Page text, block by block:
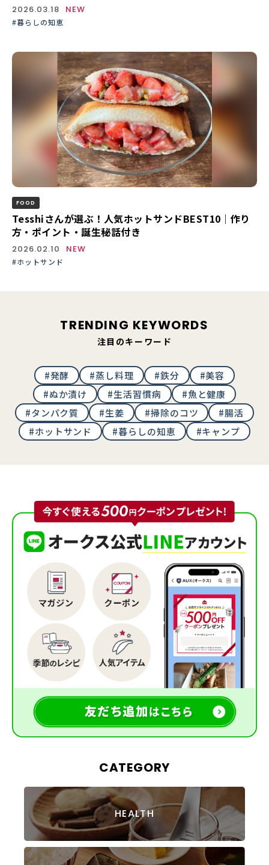
2026.03.18 NEW
#暮らしの知恵
FOOD
Tesshiさんが選ぶ！人気ホットサンドBEST10｜作り
方・ポイント・誕生秘話付き
2026.02.10 NEW
#ホットサンド
TRENDING KEYWORDS
注目のキーワード
#発酵 #蒸し料理 #鉄分
#美容
#ぬか漬け
#生活習慣病
#魚と健康
#タンパク質
#生姜 #掃除のコツ
#腸活
#ホットサンド
#暮らしの知恵 #キャンプ
CATEGORY
HEALTH